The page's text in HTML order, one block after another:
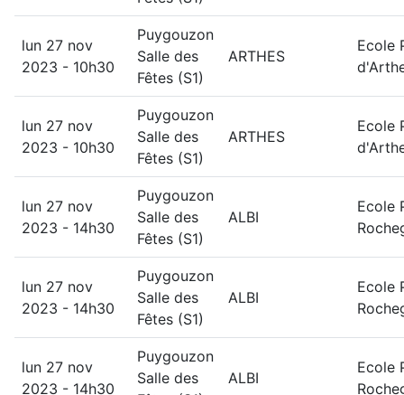
lun 27 nov
2023 - 10h30
Puygouzon
Salle des
Fêtes (S1)
ARTHES
Ecole
lun 27 nov
2023 - 10h30
Puygouzon
Salle des
Fêtes (S1)
ARTHES
Ecole
lun 27 nov
2023 - 14h30
Puygouzon
Salle des
Fêtes (S1)
ALBI
Ecole
lun 27 nov
2023 - 14h30
Puygouzon
Salle des
Fêtes (S1)
ALBI
Ecole
lun 27 nov
2023 - 14h30
Puygouzon
Salle des
ALBI
Ecole